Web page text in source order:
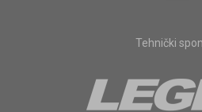
Tehnički